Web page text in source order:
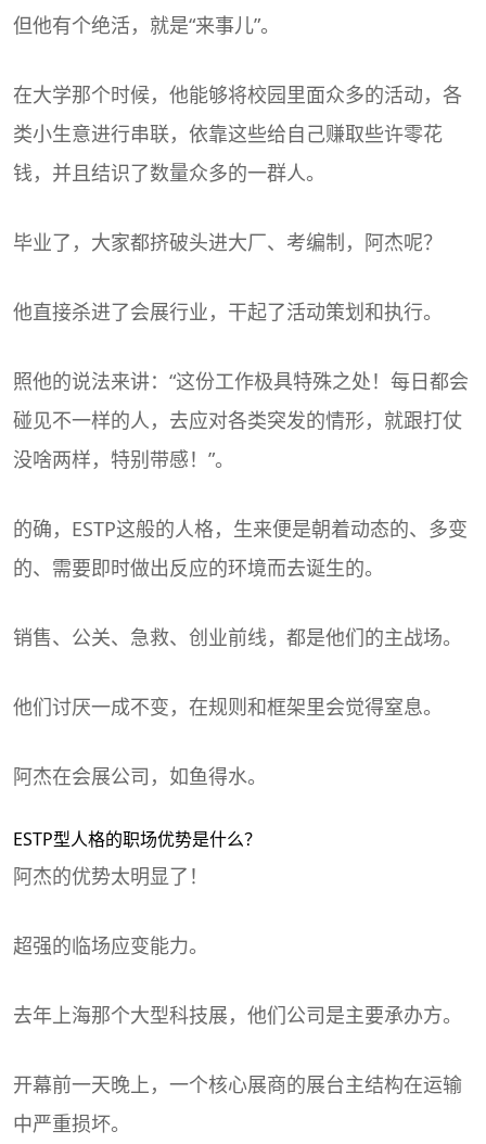
但他有个绝活，就是“来事儿”。
在大学那个时候，他能够将校园里面众多的活动，各
类小生意进行串联，依靠这些给自己赚取些许零花
钱，并且结识了数量众多的一群人。
毕业了，大家都挤破头进大厂、考编制，阿杰呢？
他直接杀进了会展行业，干起了活动策划和执行。
照他的说法来讲：“这份工作极具特殊之处！每日都会
碰见不一样的人，去应对各类突发的情形，就跟打仗
没啥两样，特别带感！”。
的确，ESTP这般的人格，生来便是朝着动态的、多变
的、需要即时做出反应的环境而去诞生的。
销售、公关、急救、创业前线，都是他们的主战场。
他们讨厌一成不变，在规则和框架里会觉得窒息。
阿杰在会展公司，如鱼得水。
ESTP型人格的职场优势是什么？
阿杰的优势太明显了！
超强的临场应变能力。
去年上海那个大型科技展，他们公司是主要承办方。
开幕前一天晚上，一个核心展商的展台主结构在运输
中严重损坏。